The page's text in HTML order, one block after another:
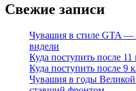
Свежие записи
Чувашия в стиле GTA —
видели
Куда поступить после
Куда поступить после 9
Чувашия в годы